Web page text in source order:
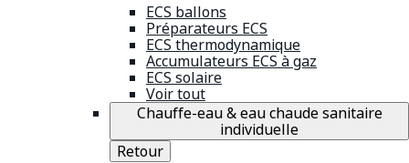
ECS ballons
Préparateurs ECS
ECS thermodynamique
Accumulateurs ECS à gaz
ECS solaire
Voir tout
Chauffe-eau & eau chaude sanitaire
individuelle
Retour